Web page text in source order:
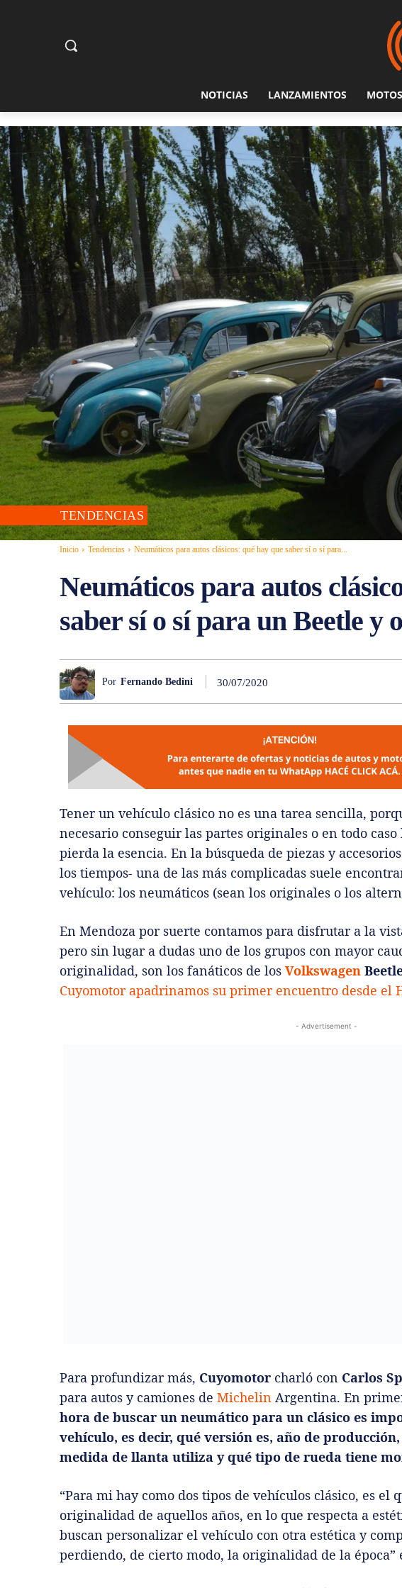
NOTICIAS LANZAMIENTOS MOTOS
TENDENCIAS
Inicio Tendencias Neumáticos para autos clásicos: qué hay que saber sí o sí para...
Neumáticos para autos
saber sí o sí para un Beetle y
Por Fernando Bedini 30/07/2020
Tener un vehículo clásico no es una tarea sencilla,
necesario conseguir las partes originales o en todo
pierda la esencia. En la búsqueda de piezas y
los tiempos- una de las más complicadas suele
vehículo: los neumáticos (sean los originales o los
En Mendoza por suerte contamos para disfrutar a la
pero sin lugar a dudas uno de los grupos con mayor
originalidad, son los fanáticos de los Volkswagen
Cuyomotor apadrinamos su primer encuentro desde el
- Advertisement -
Para profundizar más, Cuyomotor charló con Carlos
para autos y camiones de Michelin Argentina. En
hora de buscar un neumático para un clásico es
vehículo, es decir, qué versión es, año de
medida de llanta utiliza y qué tipo de rueda tiene
“Para mi hay como dos tipos de vehículos clásico, es el
originalidad de aquellos años, en lo que respecta a
buscan personalizar el vehículo con otra estética y
perdiendo, de cierto modo, la originalidad de la época”